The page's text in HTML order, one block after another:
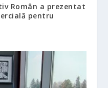
Român a prezentat
pentru